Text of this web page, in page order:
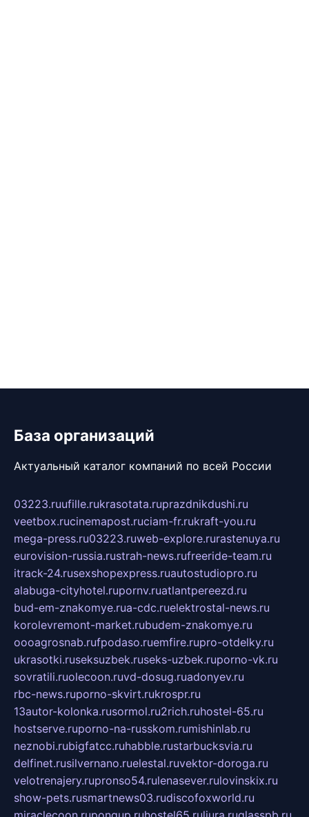
База организаций
Актуальный каталог компаний по всей России
03223.ruufille.rukrasotata.ruprazdnikdushi.ru
veetbox.rucinemapost.ruciam-fr.rukraft-you.ru
mega-press.ru03223.ruweb-explore.rurastenuya.ru
eurovision-russia.rustrah-news.rufreeride-team.ru
itrack-24.rusexshopexpress.ruautostudiopro.ru
alabuga-cityhotel.rupornv.ruatlantpereezd.ru
bud-em-znakomye.rua-cdc.ruelektrostal-news.ru
korolevremont-market.rubudem-znakomye.ru
oooagrosnab.rufpodaso.ruemfire.rupro-otdelky.ru
ukrasotki.ruseksuzbek.ruseks-uzbek.ruporno-vk.ru
sovratili.ruolecoon.ruvd-dosug.ruadonyev.ru
rbc-news.ruporno-skvirt.rukrospr.ru
13autor-kolonka.rusormol.ru2rich.ruhostel-65.ru
hostserve.ruporno-na-russkom.rumishinlab.ru
neznobi.rubigfatcc.ruhabble.rustarbucksvia.ru
delfinet.rusilvernano.ruelestal.ruvektor-doroga.ru
velotrenajery.rupronso54.rulenasever.rulovinskix.ru
show-pets.rusmartnews03.rudiscofoxworld.ru